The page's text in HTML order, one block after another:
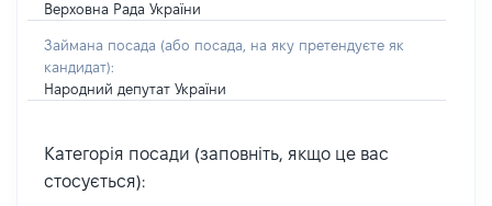
Верховна Рада України
Займана посада (або посада, на яку претендуєте як
кандидат):
Народний депутат України
Категорія посади (заповніть, якщо це вас
стосується):